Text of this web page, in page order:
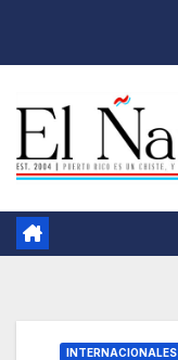
INTERNACIONALES